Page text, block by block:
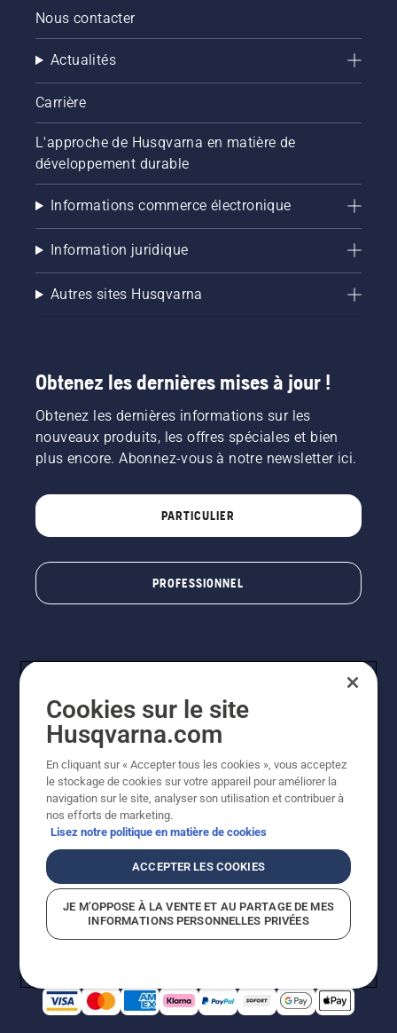
Nous contacter
Actualités
Carrière
L'approche de Husqvarna en matière de
développement durable
Informations commerce électronique
Information juridique
Autres sites Husqvarna
Obtenez les dernières mises à jour !
Obtenez les dernières informations sur les
nouveaux produits, les offres spéciales et bien
plus encore. Abonnez-vous à notre newsletter ici.
PARTICULIER
PROFESSIONNEL
© Husqvarna AB (publ). Tous droits réservés. Les prix
indiqués sont à titre indicatif de Husqvarna Schweiz AG
aux revendeurs participants, prix en CHF, TVA 8,1 % et
TAR incluses. Sous réserve de modification. Tous les
prix indiqués sont des prix de vente recommandés (TVA
incluse), sauf si le produit est disponible pour un achat
Politique relative aux cookiesConditions d'utilisation
Avis de confidentialitéImpressionCGVL Shop en ligne
Signalement de violations présumées
Cookies sur le site
Husqvarna.com
En cliquant sur « Accepter tous les cookies », vous acceptez
le stockage de cookies sur votre appareil pour améliorer la
navigation sur le site, analyser son utilisation et contribuer à
nos efforts de marketing.
Lisez notre politique en matière de cookies
ACCEPTER LES COOKIES
JE M’OPPOSE À LA VENTE ET AU PARTAGE DE MES
INFORMATIONS PERSONNELLES PRIVÉES